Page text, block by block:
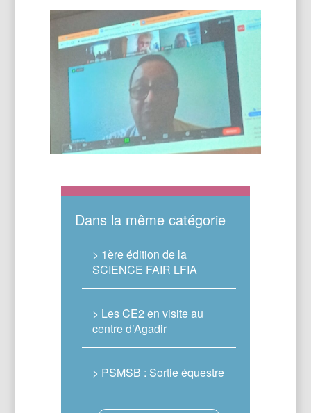
Dans la même catégorie
> 1ère édition de la
SCIENCE FAIR LFIA
> Les CE2 en visite au
centre d’Agadir
> PSMSB : Sortie équestre